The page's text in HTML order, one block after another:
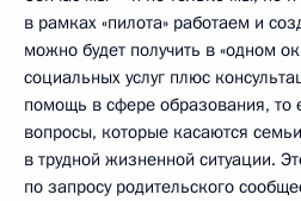
в рамках «пилота» работаем и
можно будет получить в «одном
социальных услуг плюс
помощь в сфере образования, то
вопросы, которые касаются
в трудной жизненной ситуации.
по запросу родительского